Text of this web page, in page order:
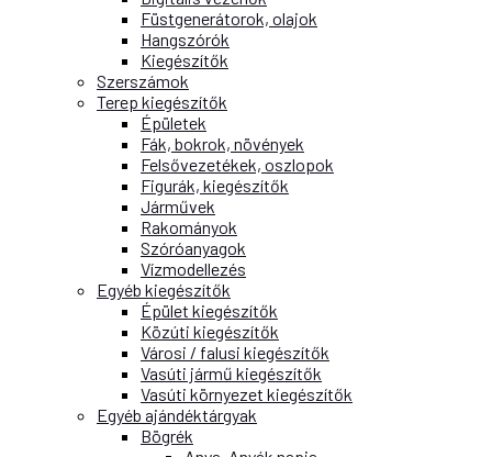
Füstgenerátorok, olajok
Hangszórók
Kiegészítők
Szerszámok
Terep kiegészítők
Épületek
Fák, bokrok, növények
Felsővezetékek, oszlopok
Figurák, kiegészítők
Járművek
Rakományok
Szóróanyagok
Vízmodellezés
Egyéb kiegészítők
Épület kiegészítők
Közúti kiegészítők
Városi / falusi kiegészítők
Vasúti jármű kiegészítők
Vasúti környezet kiegészítők
Egyéb ajándéktárgyak
Bögrék